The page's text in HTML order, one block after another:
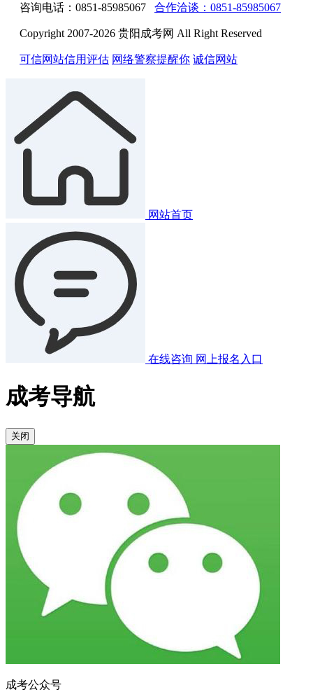
咨询电话：0851-85985067 合作洽谈：0851-85985067
Copyright 2007-2026 贵阳成考网 All Right Reserved
可信网站信用评估 网络警察提醒你 诚信网站
网站首页
在线咨询 网上报名入口
成考导航
关闭
成考公众号